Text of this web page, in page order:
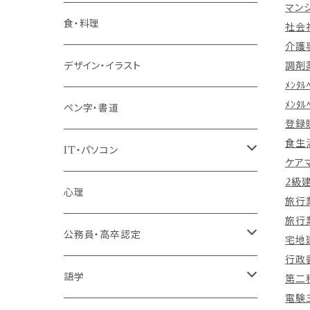
マン
社会
介護
調剤
ﾒﾝﾀﾙ
ﾒﾝﾀﾙ
登録
食生
ケア
2級
旅行
旅行
宅地
行政
第二
電験
階層共通
パッケージプラン
食・料理
デザイン・イラスト
ペン字・書道
IT・パソコン
MOS（ﾏｲｸﾛｿﾌﾄｵﾌｨｽｽﾍﾟｼｬﾘｽﾄ）講座
プログラミング・Web制作入門講座
1コース受講
その他 IT・パソコン
心理
公務員・高卒認定
高卒認定講座
語学